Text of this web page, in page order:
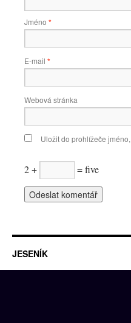
Jméno *
E-mail *
Webová stránka
Uložit do prohlížeče
2 + = five
JESENÍK